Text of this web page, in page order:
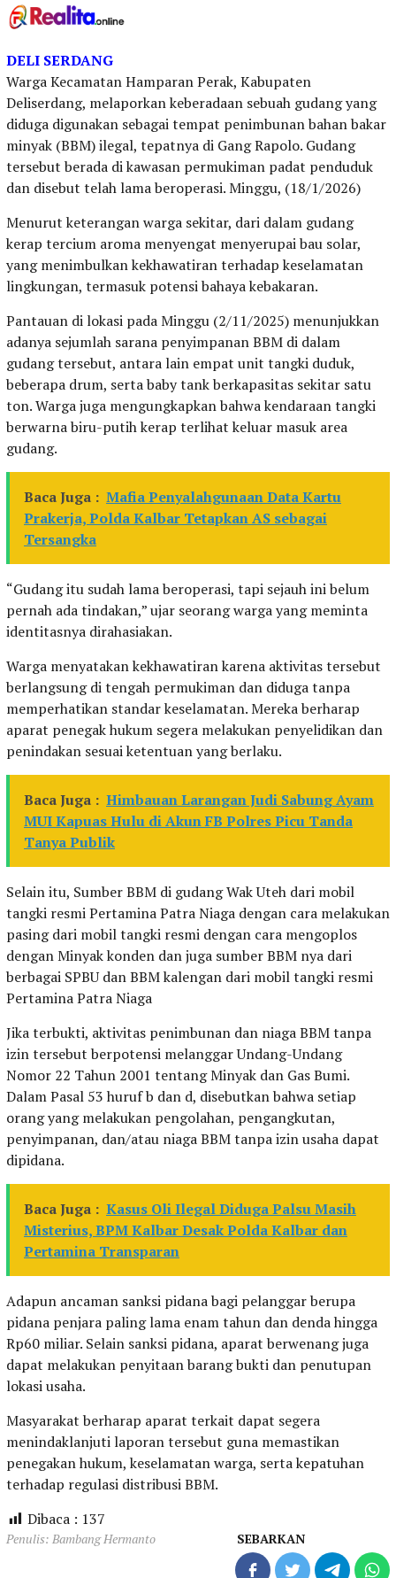
DELI SERDANG
Warga Kecamatan Hamparan Perak, Kabupaten
Deliserdang, melaporkan keberadaan sebuah gudang yang
diduga digunakan sebagai tempat penimbunan bahan bakar
minyak (BBM) ilegal, tepatnya di Gang Rapolo. Gudang
tersebut berada di kawasan permukiman padat penduduk
dan disebut telah lama beroperasi. Minggu, (18/1/2026)
Menurut keterangan warga sekitar, dari dalam gudang
kerap tercium aroma menyengat menyerupai bau solar,
yang menimbulkan kekhawatiran terhadap keselamatan
lingkungan, termasuk potensi bahaya kebakaran.
Pantauan di lokasi pada Minggu (2/11/2025) menunjukkan
adanya sejumlah sarana penyimpanan BBM di dalam
gudang tersebut, antara lain empat unit tangki duduk,
beberapa drum, serta baby tank berkapasitas sekitar satu
ton. Warga juga mengungkapkan bahwa kendaraan tangki
berwarna biru-putih kerap terlihat keluar masuk area
gudang.
Baca Juga : Mafia Penyalahgunaan Data Kartu
Prakerja, Polda Kalbar Tetapkan AS sebagai
Tersangka
“Gudang itu sudah lama beroperasi, tapi sejauh ini belum
pernah ada tindakan,” ujar seorang warga yang meminta
identitasnya dirahasiakan.
Warga menyatakan kekhawatiran karena aktivitas tersebut
berlangsung di tengah permukiman dan diduga tanpa
memperhatikan standar keselamatan. Mereka berharap
aparat penegak hukum segera melakukan penyelidikan dan
penindakan sesuai ketentuan yang berlaku.
Baca Juga : Himbauan Larangan Judi Sabung Ayam
MUI Kapuas Hulu di Akun FB Polres Picu Tanda
Tanya Publik
Selain itu, Sumber BBM di gudang Wak Uteh dari mobil
tangki resmi Pertamina Patra Niaga dengan cara melakukan
pasing dari mobil tangki resmi dengan cara mengoplos
dengan Minyak konden dan juga sumber BBM nya dari
berbagai SPBU dan BBM kalengan dari mobil tangki resmi
Pertamina Patra Niaga
Jika terbukti, aktivitas penimbunan dan niaga BBM tanpa
izin tersebut berpotensi melanggar Undang-Undang
Nomor 22 Tahun 2001 tentang Minyak dan Gas Bumi.
Dalam Pasal 53 huruf b dan d, disebutkan bahwa setiap
orang yang melakukan pengolahan, pengangkutan,
penyimpanan, dan/atau niaga BBM tanpa izin usaha dapat
dipidana.
Baca Juga : Kasus Oli Ilegal Diduga Palsu Masih
Misterius, BPM Kalbar Desak Polda Kalbar dan
Pertamina Transparan
Adapun ancaman sanksi pidana bagi pelanggar berupa
pidana penjara paling lama enam tahun dan denda hingga
Rp60 miliar. Selain sanksi pidana, aparat berwenang juga
dapat melakukan penyitaan barang bukti dan penutupan
lokasi usaha.
Masyarakat berharap aparat terkait dapat segera
menindaklanjuti laporan tersebut guna memastikan
penegakan hukum, keselamatan warga, serta kepatuhan
terhadap regulasi distribusi BBM.
Dibaca : 137
Penulis: Bambang Hermanto SEBARKAN